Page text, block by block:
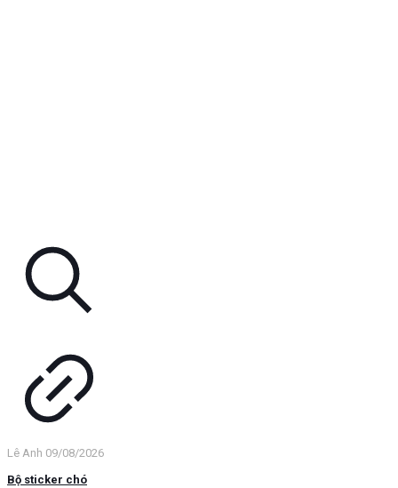
Lê Anh 09/08/2026
Bộ sticker chó